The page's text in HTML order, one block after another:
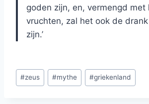
goden zijn, en, vermengd met
vruchten, zal het ook de
zijn.’
Bericht
tags:
#zeus #mythe #griekenland